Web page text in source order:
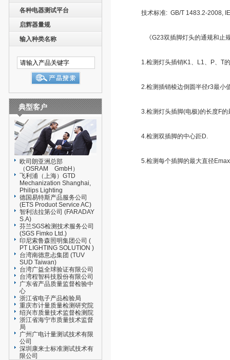
各种电器测试平台
启辉器量规
输入种类名称
典型客户
欧司朗亚洲总部
（OSRAM GmbH）
飞利浦（上海）GTD
Mechanization Shanghai,
Philips Lighting
德国易特斯产品服务公司
(ETS Produot Service AC)
智利法拉第公司 (FARADAY
S.A)
芬兰SGS检测技术服务公司
(SGS Fimko Ltd.)
印尼索鲁森照明集团公司 (
PT LIGHTING SOLUTION )
台湾南德意忐集团 (TUV
SUD Taiwan)
台湾广益全球验证有限公司
台湾程智科技股份有限公司
广东省产品质量监督检验中
心
浙江省电子产品检验局
重庆市计量质量检测研究院
绍兴市质量技术监督检测院
浙江省海宁市质量技术监督
局
广州广电计量测试技术有限
公司
深圳康来士标准测试技术有
限公司
技术标准: GB/T 1483.2-2008,
《G23双插脚灯头的通规和止
1.检测灯头插销K1、L1、P、T
2.检测插销棱边倒圆半径r3最小
3.检测灯头插脚(电极)的长度F的
4.检测双插脚的中心距D.
5.检测每个插脚的最大直径